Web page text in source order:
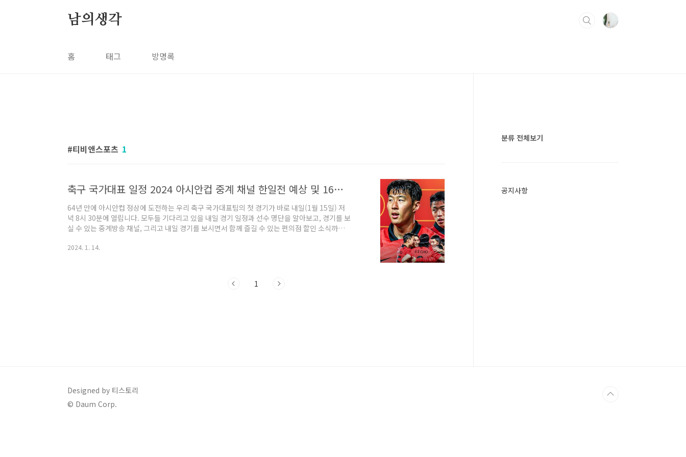
남의생각
홈 태그 방명록
티비앤스포츠 1
축구 국가대표 일정 2024 아시안컵 중계 채널 한일전 예상 및 16강전 경기 일정
64년 만에 아시안컵 정상에 도전하는 우리 축구 국가대표팀의 첫 경기가 바로 내일(1월 15일) 저
녁 8시 30분에 열립니다. 모두들 기다리고 있을 내일 경기 일정과 선수 명단을 알아보고, 경기를 보
실 수 있는 중계방송 채널, 그리고 내일 경기를 보시면서 함께 즐길 수 있는 편의점 할인 소식까지
널이 궁금하신 분들이 많습니다. 이 번 아시안컵은 tvN, tvN sports, TVING, coupang play에
2024. 1. 14.
1
분류 전체보기
공지사항
Designed by 티스토리
© Daum Corp.